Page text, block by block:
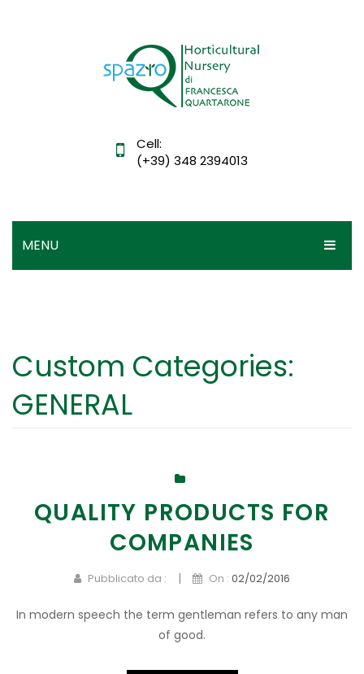
Cell:
(+39) 348 2394013
MENU
Mission, vision e valori
Eventi Ricorrenze e Gadget
Piante aromatiche e officinali
Il prato
DIDATTICA
CONTATTI
Custom Categories:
GENERAL
QUALITY PRODUCTS FOR
COMPANIES
Pubblicato da : | On : 02/02/2016
In modern speech the term gentleman refers to any man
of good.